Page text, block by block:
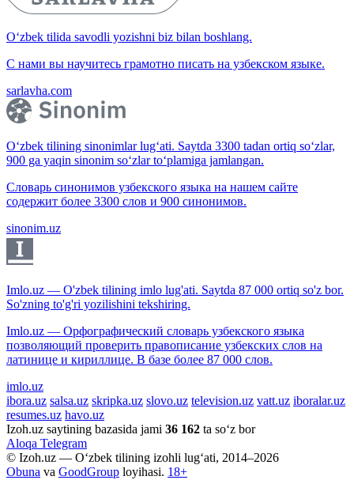
O‘zbek tilida savodli yozishni biz bilan boshlang.
С нами вы научитесь грамотно писать на узбекском языке.
sarlavha.com
O‘zbek tilining sinonimlar lug‘ati. Saytda 3300 tadan ortiq so‘zlar,
900 ga yaqin sinonim so‘zlar to‘plamiga jamlangan.
Словарь синонимов узбекского языка на нашем сайте
содержит более 3300 слов и 900 синонимов.
sinonim.uz
Imlo.uz — O'zbek tilining imlo lug'ati. Saytda 87 000 ortiq so'z bor.
So'zning to'g'ri yozilishini tekshiring.
Imlo.uz — Орфографический словарь узбекского языка
позволяющий проверить правописание узбекских слов на
латинице и кириллице. В базе более 87 000 слов.
imlo.uz
ibora.uz salsa.uz skripka.uz slovo.uz television.uz vatt.uz iboralar.uz
resumes.uz havo.uz
Izoh.uz saytining bazasida jami 36 162 ta so‘z bor
Aloqa Telegram
© Izoh.uz — O‘zbek tilining izohli lug‘ati, 2014–2026
Obuna va GoodGroup loyihasi. 18+